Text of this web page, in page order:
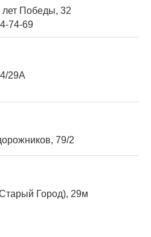
лет Победы, 32
74-69
29А
79/2
Город), 29м